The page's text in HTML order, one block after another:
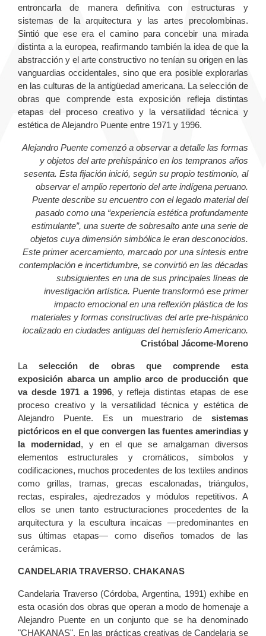
entroncarla de manera definitiva con estructuras y
sistemas de la arquitectura y las artes precolombinas.
Sintió que ese era el camino para concebir una mirada
distinta a la europea, reafirmando también la idea de que la
abstracción y el arte constructivo no tenían su origen en las
vanguardias occidentales, sino que era posible explorarlas
en las culturas de la antigüedad americana. La selección de
obras que comprende esta exposición refleja distintas
etapas del proceso creativo y la versatilidad técnica y
estética de Alejandro Puente entre 1971 y 1996.
Alejandro Puente comenzó a observar a detalle las formas
y objetos del arte prehispánico en los tempranos años
sesenta. Esta fijación inició, según su propio testimonio, al
observar el amplio repertorio del arte indígena peruano.
Puente describe su encuentro con el legado material del
pasado como una “experiencia estética profundamente
estimulante”, una suerte de sobresalto ante una serie de
objetos cuya dimensión simbólica le eran desconocidos.
Este primer acercamiento, marcado por una síntesis entre
contemplación e incertidumbre, se convirtió en las décadas
subsiguientes en una de sus principales líneas de
investigación artística. Puente transformó ese primer
impacto emocional en una reflexión plástica de los
materiales y formas constructivas del arte pre-hispánico
localizado en ciudades antiguas del hemisferio Americano.
Cristóbal Jácome-Moreno
Laselección de obras que comprende esta
exposición abarca un amplio arco de producción que
va desde 1971 a 1996, y refleja distintas etapas de ese
proceso creativo y la versatilidad técnica y estética de
Alejandro Puente. Es un muestrario de sistemas
pictóricos en el que convergen las fuentes amerindias y
la modernidad, y en el que se amalgaman diversos
elementos estructurales y cromáticos, símbolos y
codificaciones, muchos procedentes de los textiles andinos
como grillas, tramas, grecas escalonadas, triángulos,
rectas, espirales, ajedrezados y módulos repetitivos. A
ellos se unen tanto estructuraciones procedentes de la
arquitectura y la escultura incaicas —predominantes en
sus últimas etapas— como diseños tomados de las
cerámicas.
CANDELARIA TRAVERSO. CHAKANAS
Candelaria Traverso(Córdoba, Argentina, 1991) exhibe en
esta ocasión dos obras que operan a modo de homenaje a
Alejandro Puente en un conjunto que se ha denominado
"CHAKANAS". En las prácticas creativas de Candelaria se